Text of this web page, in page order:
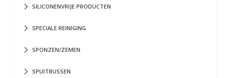
SILICONENVRIJE PRODUCTEN
SPECIALE REINIGING
SPONZEN/ZEMEN
SPUITBUSSEN